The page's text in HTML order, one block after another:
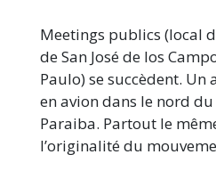
Meetings publics (local
de San José de los
Paulo) se succèdent.
en avion dans le nord du
Paraiba. Partout le
l’originalité du